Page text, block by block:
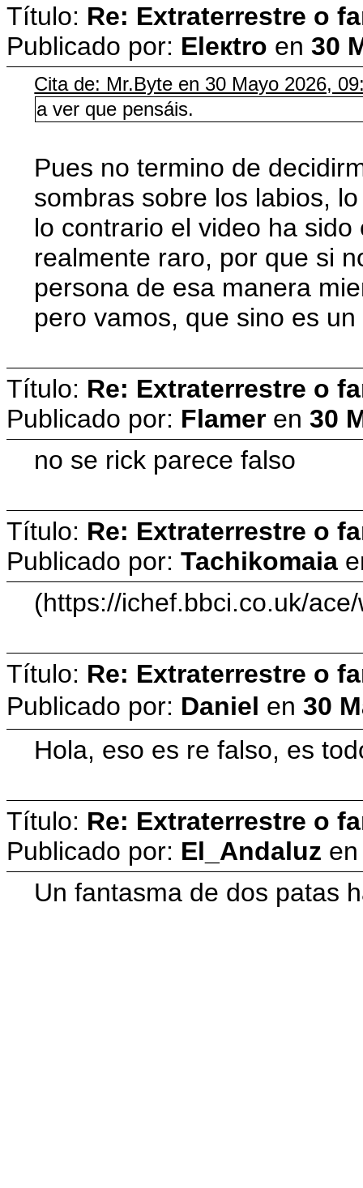
Título: Re: Extraterrestre o
Publicado por: Eleкtro en 30
Cita de: Mr.Byte en 30 Mayo 2026,
a ver que pensáis.
Pues no termino de
sombras sobre los labios,
lo contrario el video ha
realmente raro, por que si
persona de esa manera
pero vamos, que sino es
Título: Re: Extraterrestre o
Publicado por: Flamer en 30
no se rick parece falso
Título: Re: Extraterrestre o
Publicado por: Tachikomaia
(https://ichef.bbci.co.uk/
Título: Re: Extraterrestre o
Publicado por: Danielㅤ en 30
Hola, eso es re falso, es
Título: Re: Extraterrestre o
Publicado por: El_Andaluz
Un fantasma de dos patas